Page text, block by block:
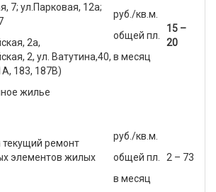
7; ул.Парковая, 12а;
2а,
2, ул. Ватутина,40,
183, 187В)
жилье
руб./кв.м.
общей пл.
в месяц
15 –
20
ремонт
элементов жилых
руб./кв.м.
общей пл.
в месяц
2 – 73